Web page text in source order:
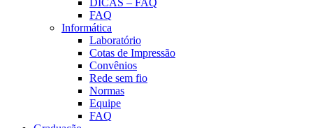
DICAS – FAQ
FAQ
Informática
Laboratório
Cotas de Impressão
Convênios
Rede sem fio
Normas
Equipe
FAQ